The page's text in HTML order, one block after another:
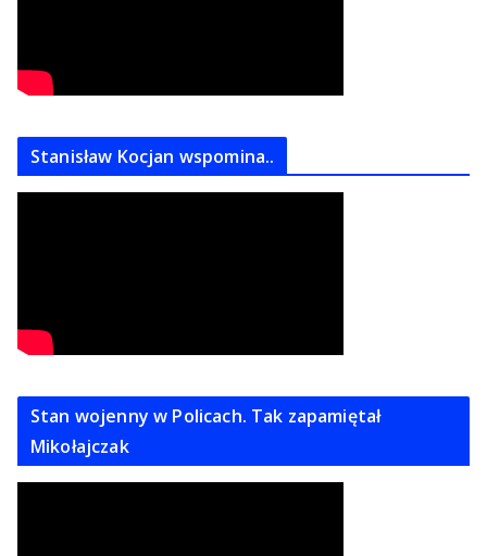
Stanisław Kocjan wspomina..
Stan wojenny w Policach. Tak zapamiętał
Mikołajczak